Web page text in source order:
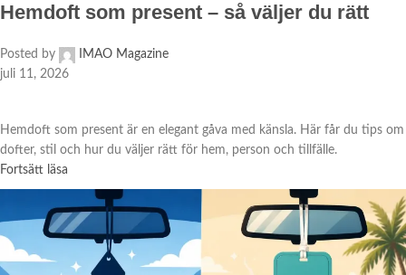
Hemdoft som present – så väljer du rätt
Posted by
IMAO Magazine
juli 11, 2026
Hemdoft som present är en elegant gåva med känsla. Här får du tips om
dofter, stil och hur du väljer rätt för hem, person och tillfälle.
Fortsätt läsa